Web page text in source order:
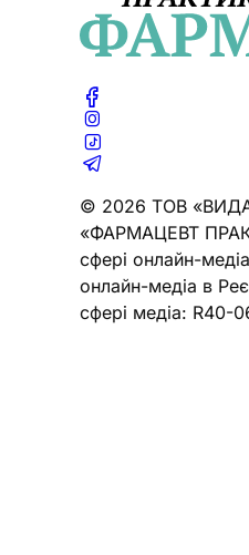
© 2026 ТОВ
«ФАРМАЦЕВТ
сфері онлайн-
онлайн-медіа в
сфері медіа: R40-